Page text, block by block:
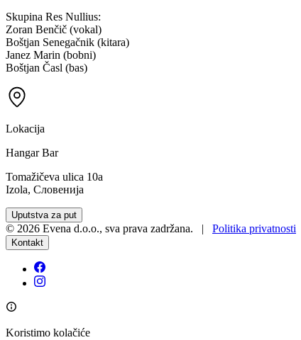
Skupina Res Nullius:
Zoran Benčič (vokal)
Boštjan Senegačnik (kitara)
Janez Marin (bobni)
Boštjan Časl (bas)
Lokacija
Hangar Bar
Tomažičeva ulica 10a
Izola, Словенија
Uputstva za put
© 2026 Evena d.o.o., sva prava zadržana. | Politika privatnosti
Kontakt
Koristimo kolačiće